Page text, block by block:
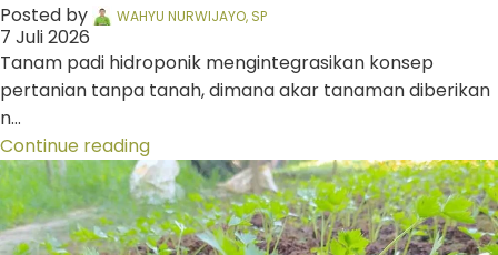
Posted by WAHYU NURWIJAYO, SP
7 Juli 2026
Tanam padi hidroponik mengintegrasikan konsep
pertanian tanpa tanah, dimana akar tanaman diberikan
n...
Continue reading